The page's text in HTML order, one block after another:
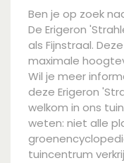
Ben je op zoek
De Erigeron
als Fijnstraal.
maximale
Wil je meer
deze Erigeron
welkom in ons
weten: niet alle
tuincentrum